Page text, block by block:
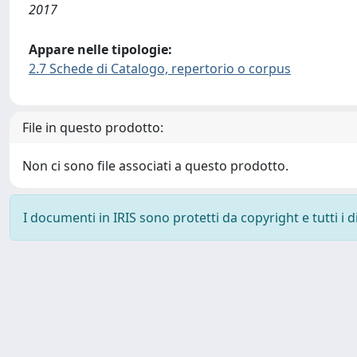
2017
Appare nelle tipologie:
2.7 Schede di Catalogo, repertorio o corpus
File in questo prodotto:
Non ci sono file associati a questo prodotto.
I documenti in IRIS sono protetti da copyright e tutti i